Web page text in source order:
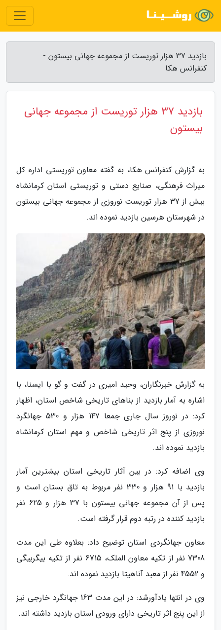
بازدید 37 هزار توریست از مجموعه جهانی بیستون -
کنفرانس هکا
بازدید 37 هزار توریست از مجموعه جهانی
بیستون
به گزارش کنفرانس هکا، به گفته معاون توریستی اداره کل
میراث فرهنگی، صنایع دستی و توریستی استان کرمانشاه
بیش از 37 هزار توریست نوروزی از مجموعه جهانی بیستون
در شهرستان هرسین بازدید نموده اند.
به گزارش خبرنگاران، وحید امیری در گفت و گو با ایسنا، با
اشاره به آمار بازدید از بناهای تاریخی شاخص استان، اظهار
کرد: در نوروز سال جاری جمعا 147 هزار و 530 جهانگرد
نوروزی از پنج اثر تاریخی شاخص و مهم استان کرمانشاه
بازدید نموده اند.
وی اضافه کرد: در بین آثار تاریخی استان بیشترین آمار
بازدید با 91 هزار و 330 نفر مربوط به تاق بستان است و
پس از آن مجموعه جهانی بیستون با 37 هزار و 625 نفر
بازدید کننده در رتبه دوم قرار گرفته است.
معاون جهانگردی استان توضیح داد: بعلاوه طی این مدت
7308 نفر از تکیه معاون الملک، 6715 نفر از تکیه بیگربیگی
و 4552 نفر از معبد آناهیتا بازدید نموده اند.
وی در انتها یادآورشد: در این مدت 163 جهانگرد خارجی نیز
از این پنج اثر تاریخی دارای ورودی استان بازدید داشته اند.